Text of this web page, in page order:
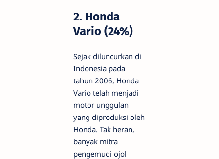
2. Honda
Vario (24%)
Sejak diluncurkan di
Indonesia pada
tahun 2006, Honda
Vario telah menjadi
motor unggulan
yang diproduksi oleh
Honda. Tak heran,
banyak mitra
pengemudi ojol